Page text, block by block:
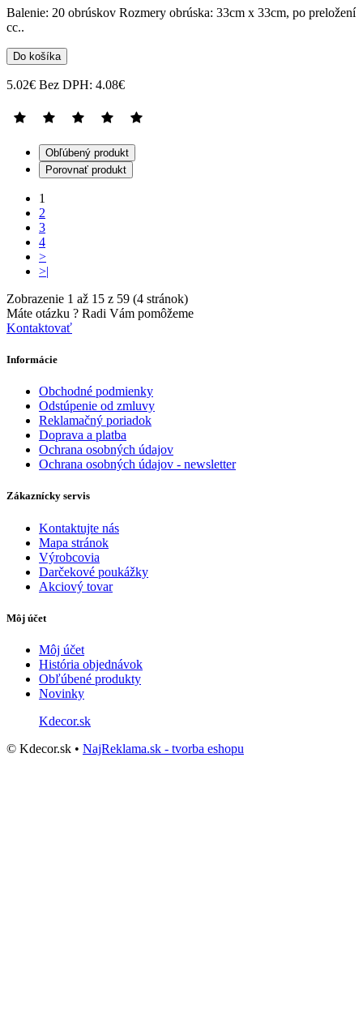
Balenie: 20 obrúskov Rozmery obrúska: 33cm x 33cm, po preložení
cc..
Do košíka
5.02€ Bez DPH: 4.08€
Obľúbený produkt
Porovnať produkt
1
2
3
4
>
>|
Zobrazenie 1 až 15 z 59 (4 stránok)
Máte otázku ? Radi Vám pomôžeme
Kontaktovať
Informácie
Obchodné podmienky
Odstúpenie od zmluvy
Reklamačný poriadok
Doprava a platba
Ochrana osobných údajov
Ochrana osobných údajov - newsletter
Zákaznícky servis
Kontaktujte nás
Mapa stránok
Výrobcovia
Darčekové poukážky
Akciový tovar
Môj účet
Môj účet
História objednávok
Obľúbené produkty
Novinky
Kdecor.sk
© Kdecor.sk • NajReklama.sk - tvorba eshopu